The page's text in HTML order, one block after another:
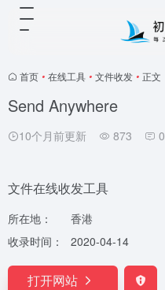
首页 • 在线工具 • 文件收发 • 正文
Send Anywhere
10个月前更新 873 0
文件在线收发工具
所在地：
香港
收录时间：
2020-04-14
打开网站